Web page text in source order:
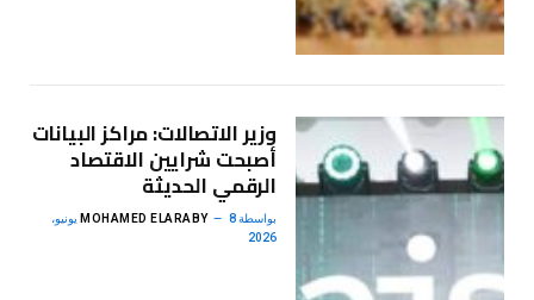
وزير الاتصالات: مراكز البيانات
أصبحت شرايين الاقتصاد
الرقمي الحديثة
بواسطة MOHAMED ELARABY 8 يونيو،
2026